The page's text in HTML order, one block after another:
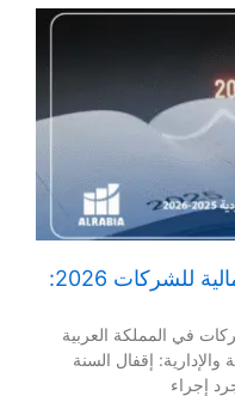
الدليل الشامل لإقفال السنة المالية للشركات 2026:
تستعد الشركات في المملكة العربية
إقفال السنة
إجراء